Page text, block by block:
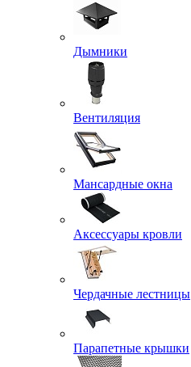
Дымники
Вентиляция
Мансардные окна
Аксессуары кровли
Чердачные лестницы
Парапетные крышки